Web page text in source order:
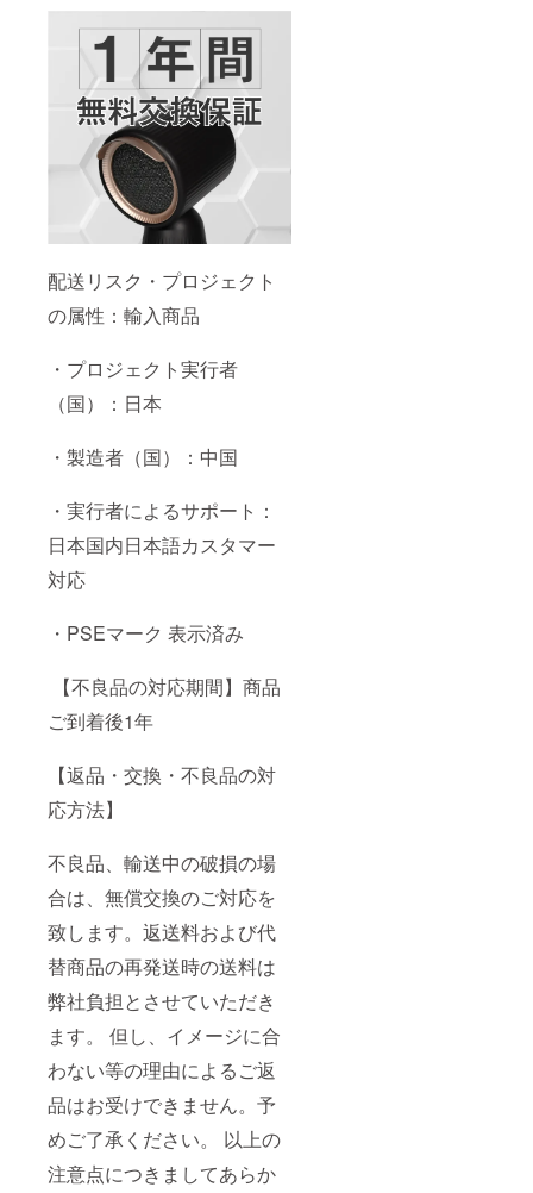
配送リスク・プロジェクト
の属性：輸入商品
・プロジェクト実行者
（国）：日本
・製造者（国）：中国
・実行者によるサポート：
日本国内日本語カスタマー
対応
・PSEマーク 表示済み
【不良品の対応期間】商品
ご到着後1年
【返品・交換・不良品の対
応方法】
不良品、輸送中の破損の場
合は、無償交換のご対応を
致します。返送料および代
替商品の再発送時の送料は
弊社負担とさせていただき
ます。 但し、イメージに合
わない等の理由によるご返
品はお受けできません。予
めご了承ください。 以上の
注意点につきましてあらか